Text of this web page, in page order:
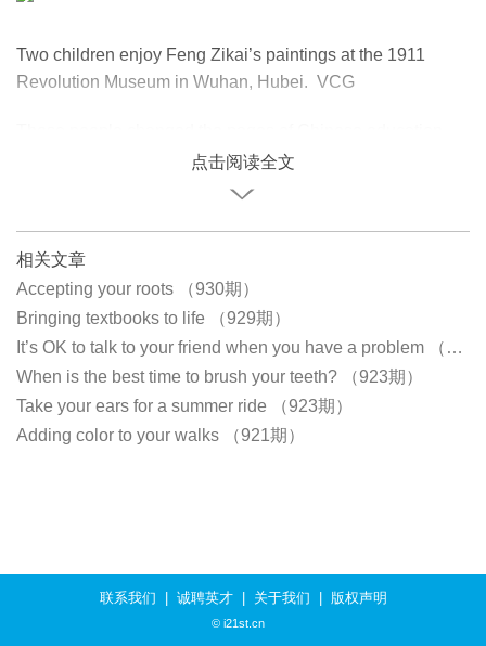
Two children enjoy Feng Zikai’s paintings at the 1911
Revolution Museum in Wuhan, Hubei. VCG
点击阅读全文
相关文章
Accepting your roots （930期）
Bringing textbooks to life （929期）
It’s OK to talk to your friend when you have a problem （926期）
When is the best time to brush your teeth? （923期）
Take your ears for a summer ride （923期）
Adding color to your walks （921期）
联系我们 诚聘英才| 关于我们 版权声明
© i21st.cn